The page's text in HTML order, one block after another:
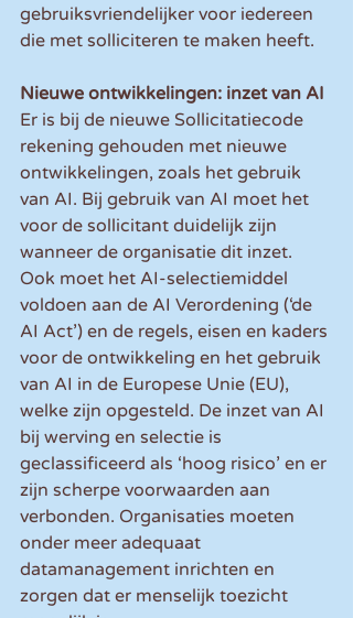
gebruiksvriendelijker voor iedereen
die met solliciteren te maken heeft.
Nieuwe ontwikkelingen: inzet van AI
Er is bij de nieuwe Sollicitatiecode
rekening gehouden met nieuwe
ontwikkelingen, zoals het gebruik
van AI. Bij gebruik van AI moet het
voor de sollicitant duidelijk zijn
wanneer de organisatie dit inzet.
Ook moet het AI-selectiemiddel
voldoen aan de AI Verordening (‘de
AI Act’) en de regels, eisen en kaders
voor de ontwikkeling en het gebruik
van AI in de Europese Unie (EU),
welke zijn opgesteld. De inzet van AI
bij werving en selectie is
geclassificeerd als ‘hoog risico’ en er
zijn scherpe voorwaarden aan
verbonden. Organisaties moeten
onder meer adequaat
datamanagement inrichten en
zorgen dat er menselijk toezicht